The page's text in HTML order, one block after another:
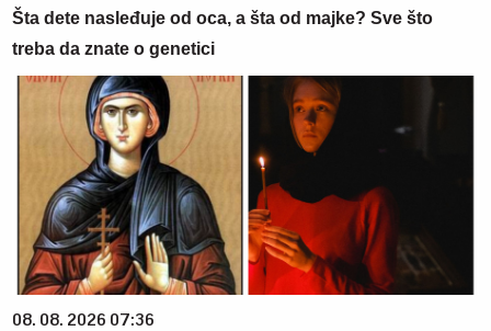
Šta dete nasleđuje od oca, a šta od majke? Sve što
treba da znate o genetici
08. 08. 2026 07:36